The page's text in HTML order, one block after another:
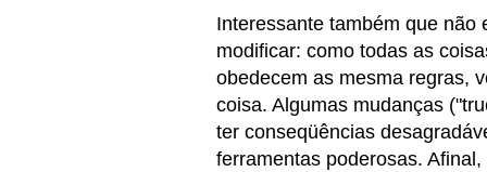
Interessante também que não
modificar: como todas as
obedecem as mesma regras,
coisa. Algumas mudanças ("
ter conseqüências
ferramentas poderosas.